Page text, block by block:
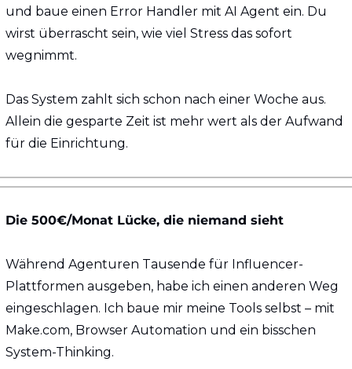
und baue einen Error Handler mit AI Agent ein. Du
wirst überrascht sein, wie viel Stress das sofort
wegnimmt.
Das System zahlt sich schon nach einer Woche aus.
Allein die gesparte Zeit ist mehr wert als der Aufwand
für die Einrichtung.
Die 500€/Monat Lücke, die niemand sieht
Während Agenturen Tausende für Influencer-
Plattformen ausgeben, habe ich einen anderen Weg
eingeschlagen. Ich baue mir meine Tools selbst – mit
Make.com, Browser Automation und ein bisschen
System-Thinking.